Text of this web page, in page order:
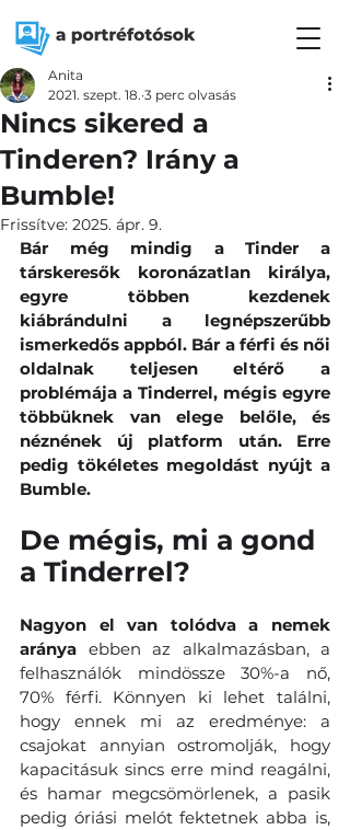
Nincs sikered a
Tinderen? Irány a
Bumble!
Anita
2021. szept. 18. 3 perc olvasás
Frissítve: 2025. ápr. 9.
Bár még mindig a Tinder a
társkeresők koronázatlan királya,
egyre többen kezdenek
kiábrándulni a legnépszerűbb
ismerkedős appból. Bár a férfi és női
oldalnak teljesen eltérő a
problémája a Tinderrel, mégis egyre
többüknek van elege belőle, és
néznének új platform után. Erre
pedig tökéletes megoldást nyújt a
Bumble.
De mégis, mi a gond
a Tinderrel?
Nagyon el van tolódva a nemek
aránya ebben az alkalmazásban, a
felhasználók mindössze 30%-a nő,
70% férfi. Könnyen ki lehet találni,
hogy ennek mi az eredménye: a
csajokat annyian ostromolják, hogy
kapacitásuk sincs erre mind reagálni,
és hamar megcsömörlenek, a pasik
pedig óriási melót fektetnek abba is,